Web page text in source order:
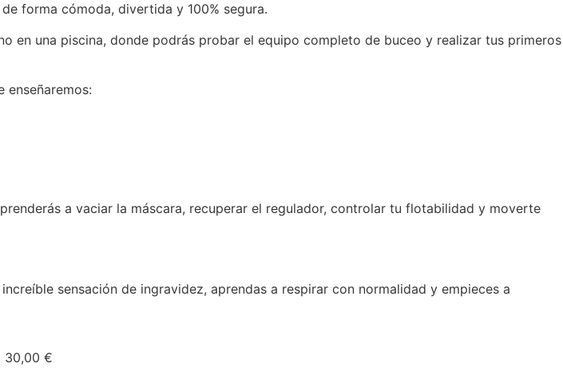
forma cómoda, divertida y 100% segura.
en una piscina, donde podrás probar el equipo completo de buceo y realizar tus primeros
enseñaremos:
a vaciar la máscara, recuperar el regulador, controlar tu flotabilidad y moverte
sensación de ingravidez, aprendas a respirar con normalidad y empieces a
30,00€